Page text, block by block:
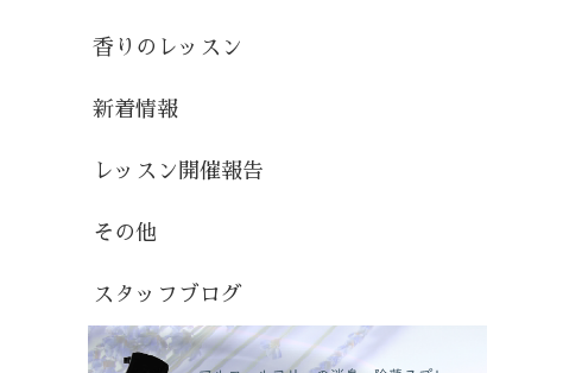
香りのレッスン
新着情報
レッスン開催報告
その他
スタッフブログ